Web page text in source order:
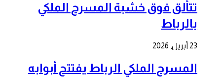
تتألق فوق خشبة المسرح الملكي
بالرباط
23 أبريل, 2026
المسرح الملكي الرباط يفتتح أبوابه